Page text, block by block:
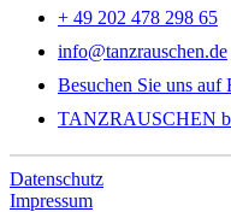
+ 49 202 478 298 65
info@tanzrauschen.de
Besuchen Sie uns auf
TANZRAUSCHEN
Datenschutz
Impressum